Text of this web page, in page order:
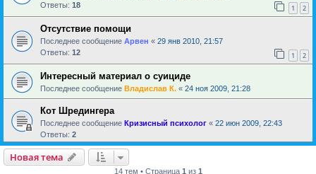
Ответы: 18 1 2
Отсутствие помощи
Последнее сообщение Арвен « 29 янв 2010, 21:57
Ответы: 12 1 2
Интересный материал о суициде
Последнее сообщение Владислав К. « 24 ноя 2009, 21:28
Кот Шредингера
Последнее сообщение Кризисный психолог « 22 июн 2009, 22:43
Ответы: 2
Новая тема
14 тем • Страница 1 из 1